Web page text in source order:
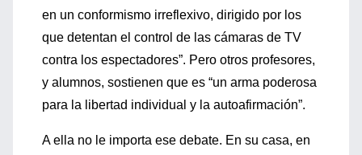
en un conformismo irreflexivo, dirigido por los
que detentan el control de las cámaras de TV
contra los espectadores”. Pero otros profesores,
y alumnos, sostienen que es “un arma poderosa
para la libertad individual y la autoafirmación”.
A ella no le importa ese debate. En su casa, en